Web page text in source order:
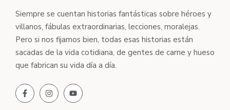
Siempre se cuentan historias fantásticas sobre héroes y
villanos, fábulas extraordinarias, lecciones, moralejas.
Pero si nos fijamos bien, todas esas historias están
sacadas de la vida cotidiana, de gentes de carne y hueso
que fabrican su vida día a día.